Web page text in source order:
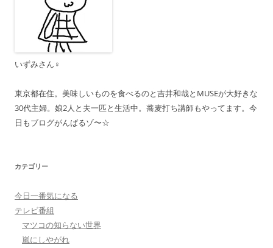
いずみさん♀
東京都在住。美味しいものを食べるのと吉井和哉とMUSEが大好きな
30代主婦。娘2人と夫一匹と生活中。蕎麦打ち講師もやってます。今
日もブログがんばるゾ〜☆
カテゴリー
今日一番気になる
テレビ番組
マツコの知らない世界
嵐にしやがれ